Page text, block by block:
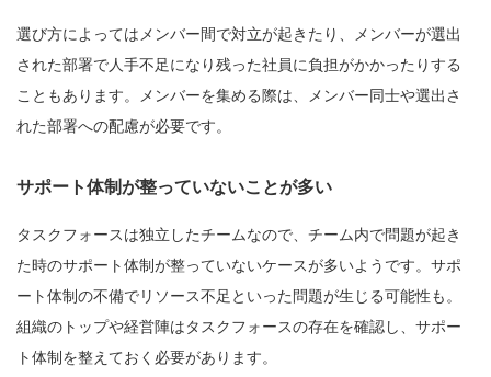
選び方によってはメンバー間で対立が起きたり、メンバーが選出
された部署で人手不足になり残った社員に負担がかかったりする
こともあります。メンバーを集める際は、メンバー同士や選出さ
れた部署への配慮が必要です。
サポート体制が整っていないことが多い
タスクフォースは独立したチームなので、チーム内で問題が起き
た時のサポート体制が整っていないケースが多いようです。サポ
ート体制の不備でリソース不足といった問題が生じる可能性も。
組織のトップや経営陣はタスクフォースの存在を確認し、サポー
ト体制を整えておく必要があります。